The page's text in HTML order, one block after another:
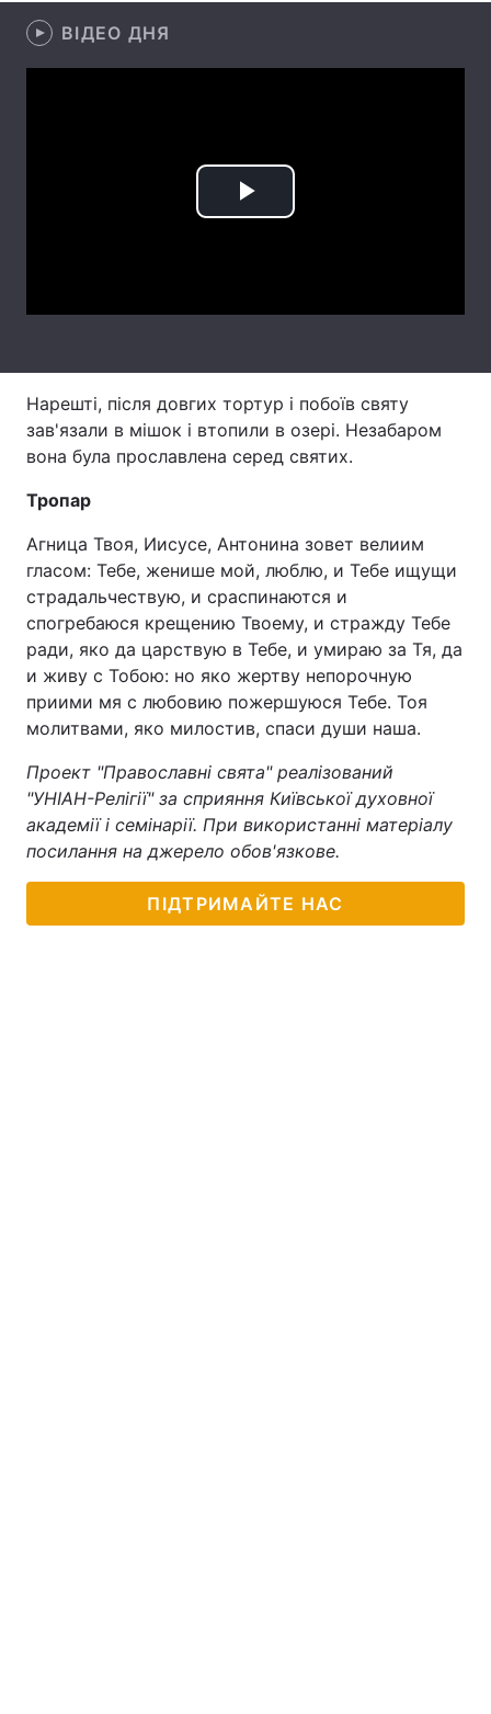
Техно і зв'язок
Архів Вакансії
Послуги
Тема оформлення
ВІДЕО ДНЯ
Play
Нарешті, після довгих тортур і побоїв святу
зав'язали в мішок і втопили в озері. Незабаром
вона була прославлена серед святих.
Тропар
Агница Твоя, Иисусе, Антонина зовет велиим
гласом: Тебе, женише мой, люблю, и Тебе ищущи
страдальчествую, и сраспинаются и
спогребаюся крещению Твоему, и стражду Тебе
ради, яко да царствую в Тебе, и умираю за Тя, да
и живу с Тобою: но яко жертву непорочную
приими мя с любовию пожершуюся Тебе. Тоя
молитвами, яко милостив, спаси души наша.
Проект "Православні свята" реалізований
"УНІАН-Релігії" за сприяння Київської духовної
академії і семінарії. При використанні матеріалу
посилання на джерело обов'язкове.
ПІДТРИМАЙТЕ НАС